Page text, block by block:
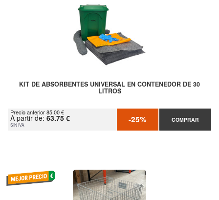
KIT DE ABSORBENTES UNIVERSAL EN CONTENEDOR DE 30
LITROS
Precio anterior 85.00 €
A partir de: 63.75 €
SIN IVA -25% COMPRAR